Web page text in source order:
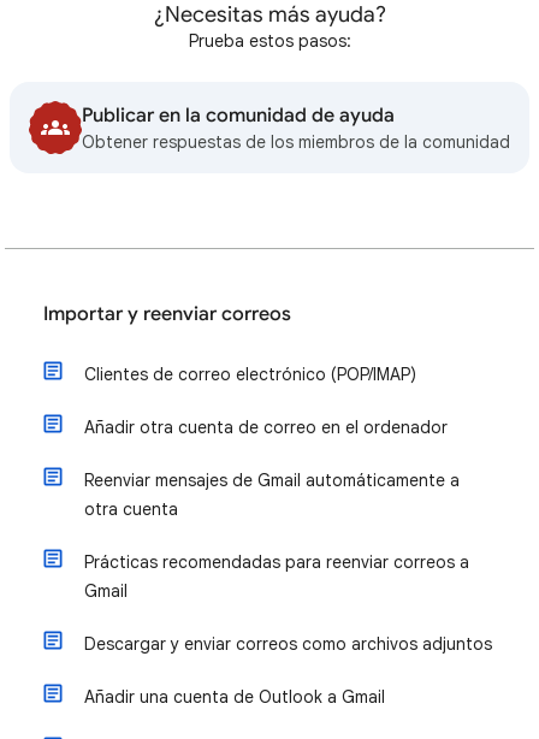
¿Necesitas más ayuda?
Prueba estos pasos:
Publicar en la comunidad de ayuda
Obtener respuestas de los miembros de la comunidad
Importar y reenviar correos
Clientes de correo electrónico (POP/IMAP)
Añadir otra cuenta de correo en el ordenador
Reenviar mensajes de Gmail automáticamente a
otra cuenta
Prácticas recomendadas para reenviar correos a
Gmail
Descargar y enviar correos como archivos adjuntos
Añadir una cuenta de Outlook a Gmail